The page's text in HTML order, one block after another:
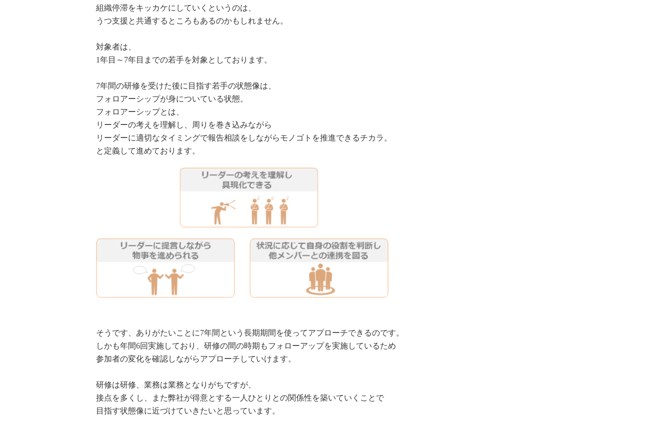
組織停滞をキッカケにしていくというのは、
うつ支援と共通するところもあるのかもしれません。
対象者は、
1年目～7年目までの若手を対象としております。
7年間の研修を受けた後に目指す若手の状態像は、
フォロアーシップが身についている状態。
フォロアーシップとは、
リーダーの考えを理解し、周りを巻き込みながら
リーダーに適切なタイミングで報告相談をしながらモノゴトを推進できるチカラ。
と定義して進めております。
そうです、ありがたいことに7年間という長期期間を使ってアプローチできるのです。
しかも年間6回実施しており、研修の間の時期もフォローアップを実施しているため
参加者の変化を確認しながらアプローチしていけます。
研修は研修、業務は業務となりがちですが、
接点を多くし、また弊社が得意とする一人ひとりとの関係性を築いていくことで
目指す状態像に近づけていきたいと思っています。